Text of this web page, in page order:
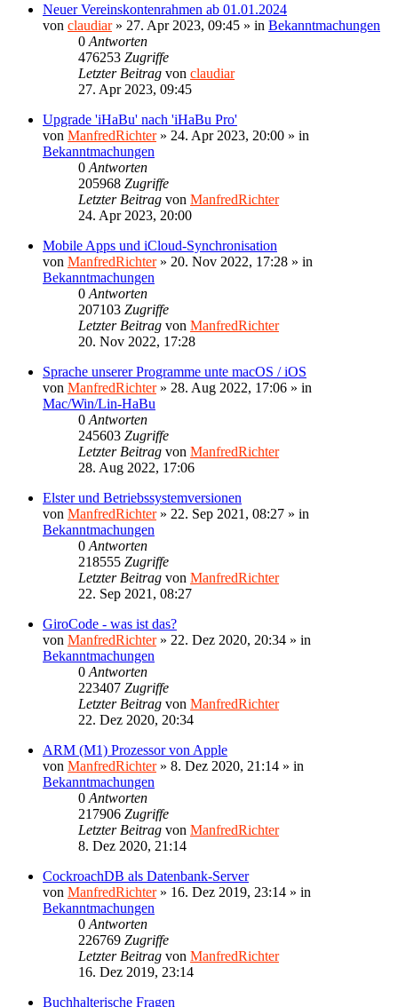
Neuer Vereinskontenrahmen ab 01.01.2024
von claudiar» 27. Apr 2023, 09:45 » in Bekanntmachungen
0 Antworten
476253 Zugriffe
Letzter Beitrag von claudiar
27. Apr 2023, 09:45
Upgrade 'iHaBu' nach 'iHaBu Pro'
von ManfredRichter» 24. Apr 2023, 20:00 » in
Bekanntmachungen
0 Antworten
205968 Zugriffe
Letzter Beitrag von ManfredRichter
24. Apr 2023, 20:00
Mobile Apps und iCloud-Synchronisation
von ManfredRichter» 20. Nov 2022, 17:28 » in
Bekanntmachungen
0 Antworten
207103 Zugriffe
Letzter Beitrag von ManfredRichter
20. Nov 2022, 17:28
Sprache unserer Programme unte macOS / iOS
von ManfredRichter» 28. Aug 2022, 17:06 » in
Mac/Win/Lin-HaBu
0 Antworten
245603 Zugriffe
Letzter Beitrag von ManfredRichter
28. Aug 2022, 17:06
Elster und Betriebssystemversionen
von ManfredRichter» 22. Sep 2021, 08:27 » in
Bekanntmachungen
0 Antworten
218555 Zugriffe
Letzter Beitrag von ManfredRichter
22. Sep 2021, 08:27
GiroCode - was ist das?
von ManfredRichter» 22. Dez 2020, 20:34 » in
Bekanntmachungen
0 Antworten
223407 Zugriffe
Letzter Beitrag von ManfredRichter
22. Dez 2020, 20:34
ARM (M1) Prozessor von Apple
von ManfredRichter» 8. Dez 2020, 21:14 » in
Bekanntmachungen
0 Antworten
217906 Zugriffe
Letzter Beitrag von ManfredRichter
8. Dez 2020, 21:14
CockroachDB als Datenbank-Server
von ManfredRichter» 16. Dez 2019, 23:14 » in
Bekanntmachungen
0 Antworten
226769 Zugriffe
Letzter Beitrag von ManfredRichter
16. Dez 2019, 23:14
Buchhalterische Fragen